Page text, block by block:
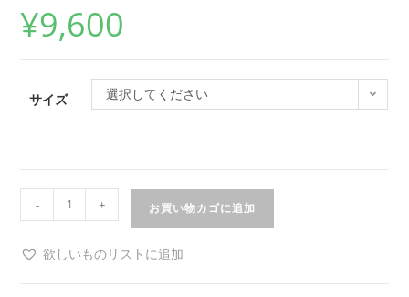
¥9,600
サイズ 選択してください
- + お買い物カゴに追加
欲しいものリストに追加